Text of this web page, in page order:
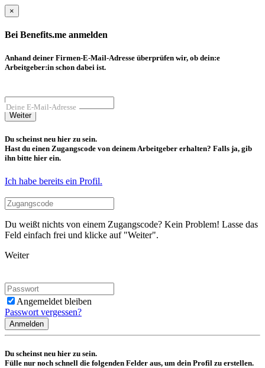
×
Bei Benefits.me anmelden
Anhand deiner Firmen-E-Mail-Adresse überprüfen wir, ob dein:e
Arbeitgeber:in schon dabei ist.
Deine E-Mail-Adresse
Weiter
Du scheinst neu hier zu sein.
Hast du einen Zugangscode von deinem Arbeitgeber erhalten? Falls ja, gib
ihn bitte hier ein.
Ich habe bereits ein Profil.
Du weißt nichts von einem Zugangscode? Kein Problem! Lasse das
Feld einfach frei und klicke auf "Weiter".
Weiter
Angemeldet bleiben
Passwort vergessen?
Anmelden
Du scheinst neu hier zu sein.
Fülle nur noch schnell die folgenden Felder aus, um dein Profil zu erstellen.